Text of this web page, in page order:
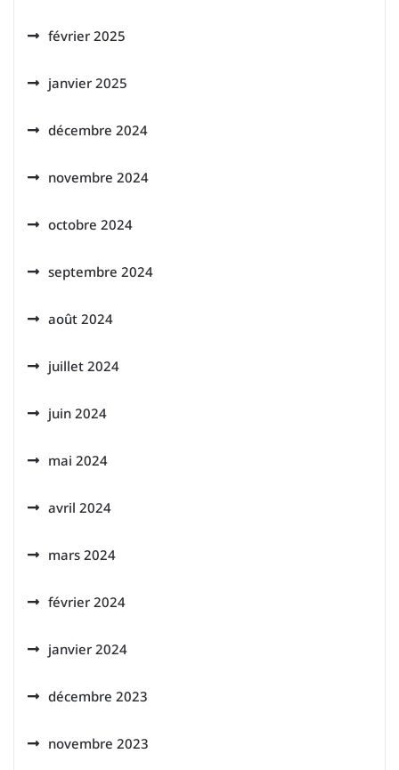
février 2025
janvier 2025
décembre 2024
novembre 2024
octobre 2024
septembre 2024
août 2024
juillet 2024
juin 2024
mai 2024
avril 2024
mars 2024
février 2024
janvier 2024
décembre 2023
novembre 2023